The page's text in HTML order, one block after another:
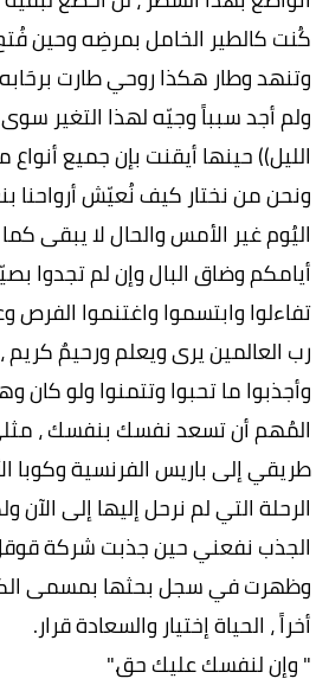
كُنت كالطير الخامل بمرضِه وحين
وتنهد وطار هكذا روحي طارت
ولم أجد سبباً وجيّه لهذا التغير
الليل)) حينها أيقنت بإن جميع أنواع
ونحن من نختار كيف نُعيّش أرواحنا
اليُوم غير الأمس والحال لا يبقى
أيامكم وضاق البال وإن لم تجدوا
تفاءلوا وابتسموا واغتنموا الفرص
رب العالمين يرى ويعلم ورحيمٌ كريم
وأجذبوا ما تحبوا وتتمنوا ولو كان
المُهم أن تسعد نفسك بنفسك ،
طريقي إلى باريس الفرنسية وكوبا
الرحلة التي لم نرحل إليها إلى الآن
الجذب نفعني حين جذبت شركة
وظهرت في سجل بحثها بمسمى
أخراً ، الحياة إختيار والسعادة قرار.
" وإن لنفسك عليك حق."